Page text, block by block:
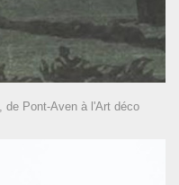
de Pont-Aven à l'Art déco